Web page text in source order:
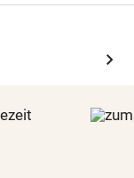
chevron_right